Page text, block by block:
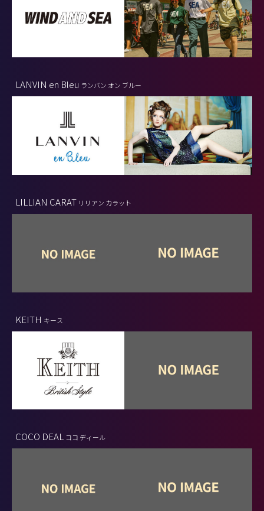
LANVIN en Bleu ランバン オン ブルー
LILLIAN CARAT リリアン カラット
KEITH キース
COCO DEAL ココ ディール